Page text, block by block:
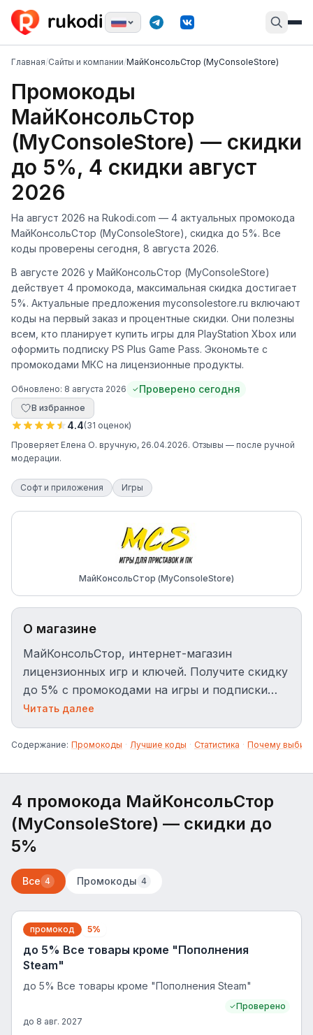
Главная/Сайты и компании/МайКонсольСтор (MyConsoleStore)
Промокоды
МайКонсольСтор
(MyConsoleStore) — скидки
до 5%, 4 скидки август
2026
На август 2026 на Rukodi.com — 4 актуальных промокода
МайКонсольСтор (MyConsoleStore), скидка до 5%. Все
коды проверены сегодня, 8 августа 2026.
В августе 2026 у МайКонсольСтор (MyConsoleStore)
действует 4 промокода, максимальная скидка достигает
5%. Актуальные предложения myconsolestore.ru включают
коды на первый заказ и процентные скидки. Они полезны
всем, кто планирует купить игры для PlayStation Xbox или
оформить подписку PS Plus Game Pass. Экономьте с
промокодами МКС на лицензионные продукты.
Обновлено: 8 августа 2026 Проверено сегодня
В избранное
4.4(31 оценок)
Проверяет Елена О. вручную, 26.04.2026. Отзывы — после ручной
модерации.
Софт и приложения Игры
МайКонсольСтор (MyConsoleStore)
О магазине
МайКонсольСтор, интернет-магазин
лицензионных игр и ключей. Получите скидку
до 5% с промокодами на игры и подписки
для консолей.
Читать далее
Содержание: Промокоды · Лучшие коды · Статистика · Почему
4 промокода МайКонсольСтор
(MyConsoleStore) — скидки до
5%
Все 4 Промокоды 4
промокод 5%
до 5% Все товары кроме "Пополнения
Steam"
до 5% Все товары кроме "Пополнения Steam"
Проверено
до 8 авг. 2027